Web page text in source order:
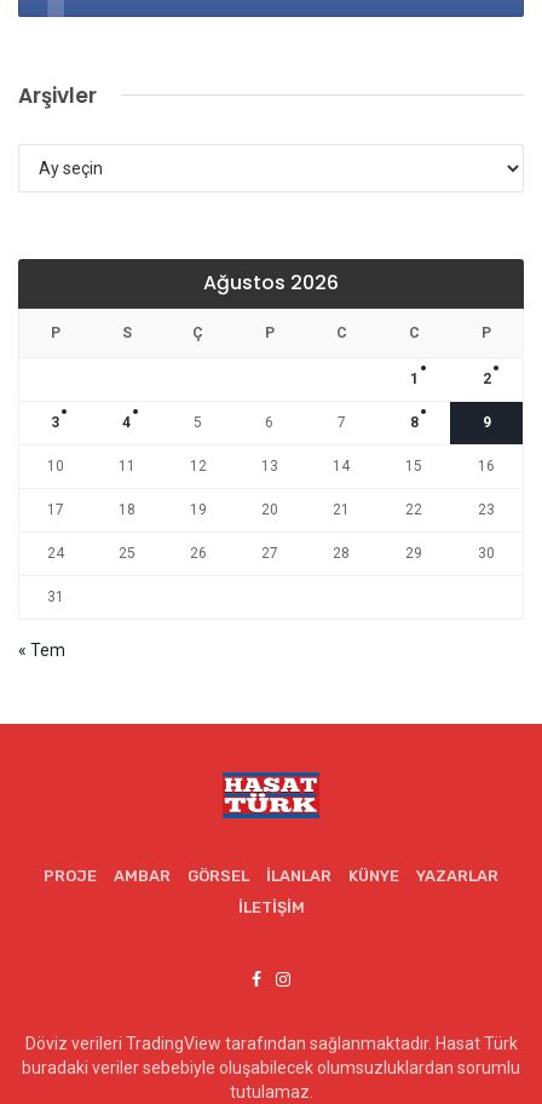
Arşivler
Ağustos 2026
P S Ç P C C P
1 2
3 4 5 6 7 8 9
10 11 12 13 14 15 16
17 18 19 20 21 22 23
24 25 26 27 28 29 30
31
« Tem
PROJE AMBAR GÖRSEL İLANLAR KÜNYE
YAZARLAR
İLETIŞIM
Döviz verileri TradingView tarafından sağlanmaktadır. Hasat Türk
buradaki veriler sebebiyle oluşabilecek olumsuzluklardan sorumlu
tutulamaz.